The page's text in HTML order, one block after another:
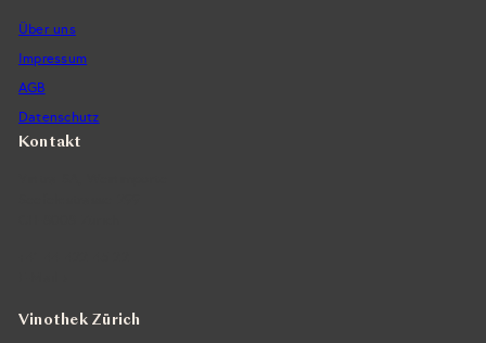
Über uns
Impressum
AGB
Datenschutz
Kontakt
Vinothek Zürich